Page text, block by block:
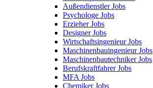
Außendienstler Jobs
Psychologe Jobs
Erzieher Jobs
Designer Jobs
Wirtschaftsingenieur Jobs
Maschinenbauingenieur Jobs
Maschinenbautechniker Jobs
Berufskraftfahrer Jobs
MFA Jobs
Chemiker Jobs